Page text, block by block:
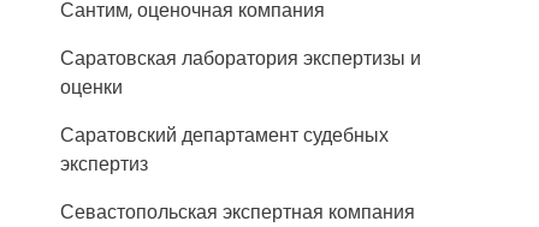
Сантим, оценочная компания
Саратовская лаборатория экспертизы и
оценки
Саратовский департамент судебных
экспертиз
Севастопольская экспертная компания